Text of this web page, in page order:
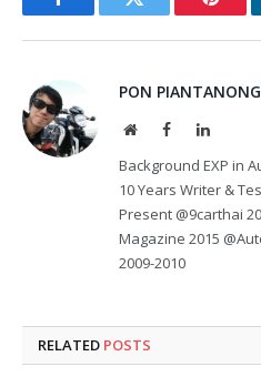
FacebookTwitter
PON
WebsiteFacebookLinkedIn
Background EXP in
10 Years Writer &
Present @9carthai
Magazine 2015
2009-2010
RELATED POSTS